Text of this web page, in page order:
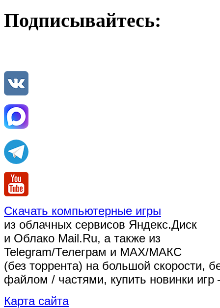
Подписывайтесь:
Скачать компьютерные игры
из облачных сервисов Яндекс.Диск
и Облако Mail.Ru, а также из
Telegram/Телеграм и MAX/МАКС
(без торрента) на большой скорости,
файлом / частями, купить новинки
Карта сайта